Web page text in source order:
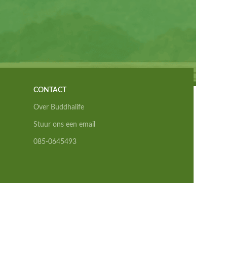
CONTACT
Over Buddhalife
Stuur ons een email
085-0645493